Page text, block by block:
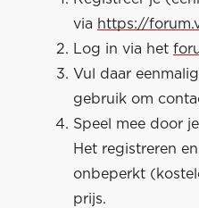
via https://
Log in via het
Vul daar
gebruik om
Speel mee door
Het registreren
onbeperkt
prijs.